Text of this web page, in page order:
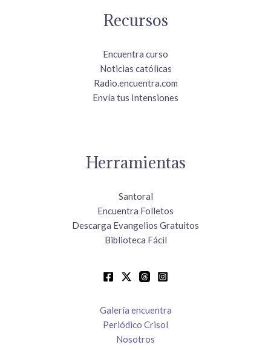
Recursos
Encuentra curso
Noticias católicas
Radio.encuentra.com
Envía tus Intensiones
Herramientas
Santoral
Encuentra Folletos
Descarga Evangelios Gratuitos
Biblioteca Fácil
Galería encuentra
Periódico Crisol
Nosotros